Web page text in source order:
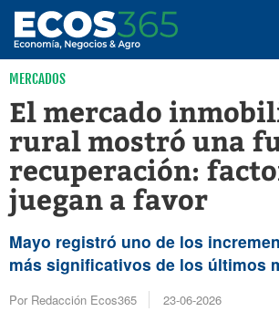
MERCADOS
El mercado
rural mostró una
recuperación:
juegan a favor
Mayo registró uno de los
más significativos de los últimos
Por Redacción Ecos365 23-06-2026